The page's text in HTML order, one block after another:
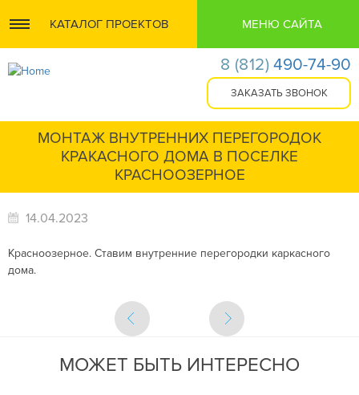
КАТАЛОГ ПРОЕКТОВ МЕНЮ САЙТА
8 (812) 490-74-90
МОНТАЖ ВНУТРЕННИХ ПЕРЕГОРОДОК
КРАКАСНОГО ДОМА В ПОСЕЛКЕ
КРАСНООЗЕРНОЕ
14.04.2023
Красноозерное. Ставим внутренние перегородки каркасного
дома.
МОЖЕТ БЫТЬ ИНТЕРЕСНО